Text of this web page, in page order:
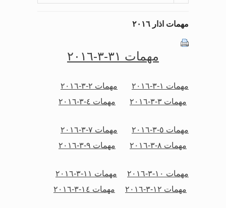
مهمات اذار ٢٠١٦
مهمات ٣١-٣-٢٠١٦
مهمات ١-٣-٢٠١٦
مهمات ٢-٣-٢٠١٦
مهمات ٣-٣-٢٠١٦
مهمات ٤-٣-٢٠١٦
مهمات ٥-٣-٢٠١٦
مهمات ٧-٣-٢٠١٦
مهمات ٨-٣-٢٠١٦
مهمات ٩-٣-٢٠١٦
مهمات ١٠-٣-٢٠١٦
مهمات ١١-٣-٢٠١٦
مهمات ١٢-٣-٢٠١٦
مهمات ١٤-٣-٢٠١٦